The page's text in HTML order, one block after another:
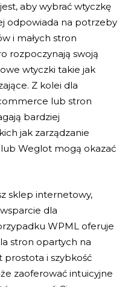
aby wybrać wtyczkę
odpowiada na potrzeby
i małych stron
rozpoczynają swoją
wtyczki takie jak
Z kolei dla
lub stron
bardziej
jak zarządzanie
Weglot mogą okazać
sklep internetowy,
dla
WPML oferuje
stron opartych na
prostota i szybkość
zaoferować intuicyjne